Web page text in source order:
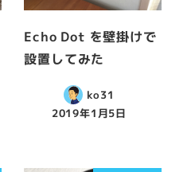
Echo Dot を壁掛けで
設置してみた
ko31
2019年1月5日